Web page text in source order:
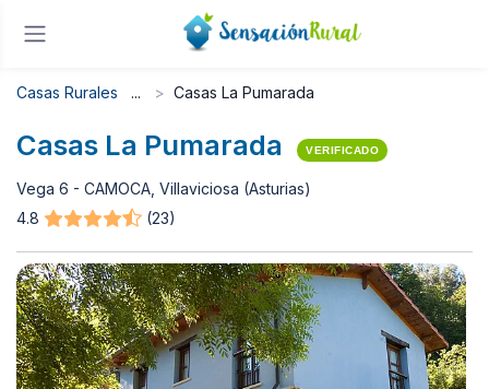
Casas Rurales Casas La Pumarada
Casas La Pumarada VERIFICADO
Vega 6 - CAMOCA, Villaviciosa (Asturias)
4.8
(23)